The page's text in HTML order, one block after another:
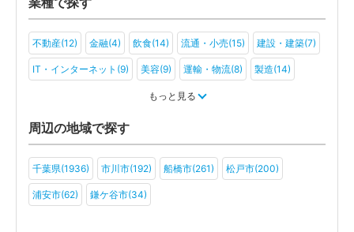
不動産(12) 金融(4) 飲食(14) 流通・小売(15) 建設・建築(7)
IT・インターネット(9) 美容(9) 運輸・物流(8) 製造(14)
旅行・ホテル(6)
アミューズメント・レジャー(5)
医療法人(5) ＮＰＯ法人(2) 学校法人(2) 一般社団法人(5)
その他(2)
もっと見る
周辺の地域で探す
千葉県(1936) 市川市(192) 船橋市(261) 松戸市(200)
浦安市(62) 鎌ケ谷市(34)